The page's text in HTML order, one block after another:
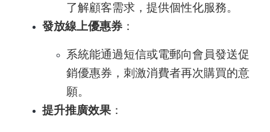
了解顧客需求，提供個性化服務。
發放線上優惠券 ：
系統能通過短信或電郵向會員發送促
銷優惠券，刺激消費者再次購買的意
願。
提升推廣效果 ：